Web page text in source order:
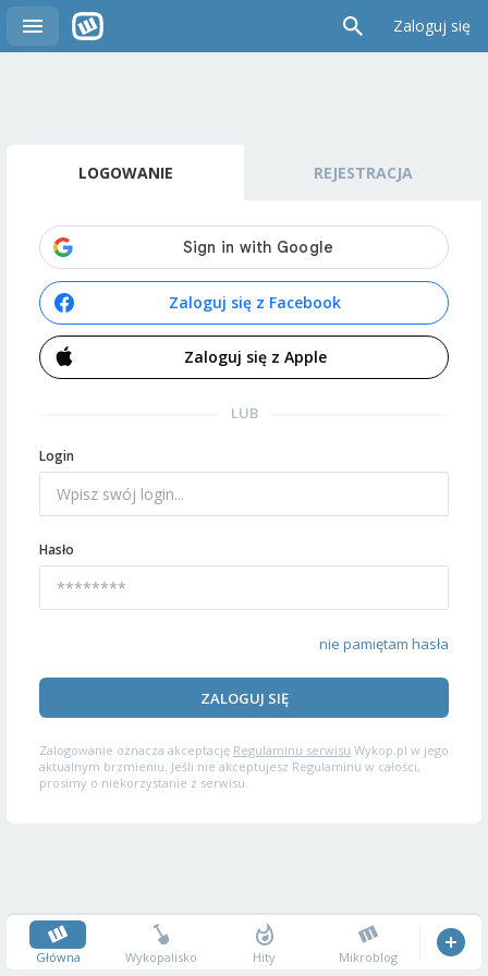
Zaloguj się
LOGOWANIE REJESTRACJA
Zaloguj się z Facebook
Zaloguj się z Apple
LUB
Login
Hasło
nie pamiętam hasła
ZALOGUJ SIĘ
Zalogowanie oznacza akceptację Regulaminu serwisu Wykop.pl w jego
aktualnym brzmieniu. Jeśli nie akceptujesz Regulaminu w całości,
prosimy o niekorzystanie z serwisu.
Główna Wykopalisko Hity Mikroblog